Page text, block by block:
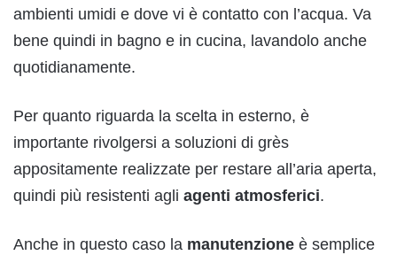
ambienti umidi e dove vi è contatto con l’acqua. Va
bene quindi in bagno e in cucina, lavandolo anche
quotidianamente.
Per quanto riguarda la scelta in esterno, è
importante rivolgersi a soluzioni di grès
appositamente realizzate per restare all’aria aperta,
quindi più resistenti agli agenti atmosferici.
Anche in questo caso la manutenzione è semplice